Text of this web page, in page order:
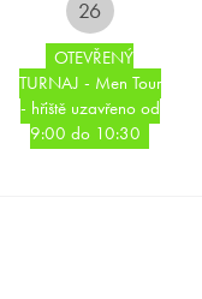
26
OTEVŘENÝ
TURNAJ - Men Tour
- hřiště uzavřeno od
9:00 do 10:30